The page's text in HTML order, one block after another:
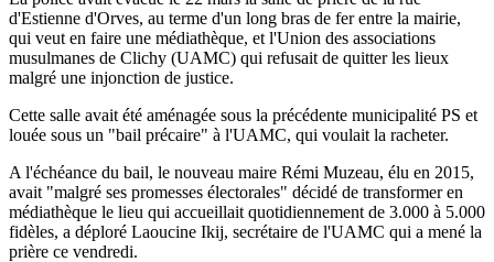
d'Estienne d'Orves, au terme d'un long bras de fer entre la mairie,
qui veut en faire une médiathèque, et l'Union des associations
musulmanes de Clichy (UAMC) qui refusait de quitter les lieux
malgré une injonction de justice.
Cette salle avait été aménagée sous la précédente municipalité PS et
louée sous un "bail précaire" à l'UAMC, qui voulait la racheter.
A l'échéance du bail, le nouveau maire Rémi Muzeau, élu en 2015,
avait "malgré ses promesses électorales" décidé de transformer en
médiathèque le lieu qui accueillait quotidiennement de 3.000 à 5.000
fidèles, a déploré Laoucine Ikij, secrétaire de l'UAMC qui a mené la
prière ce vendredi.